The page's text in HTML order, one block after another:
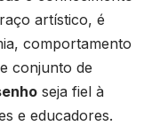
artístico, é
comportamento
conjunto de
seja fiel à
e educadores.